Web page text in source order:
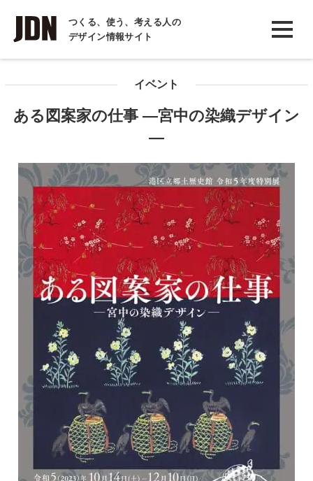
つくる、使う、考える人の
デザイン情報サイト
INTERVIEW
インタビュー
イベント
ある図案家の仕事 ―宮中の染織デザイン
―